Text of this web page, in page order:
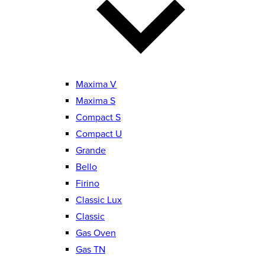
Maxima V
Maxima S
Compact S
Compact U
Grande
Bello
Firino
Classic Lux
Classic
Gas Oven
Gas TN